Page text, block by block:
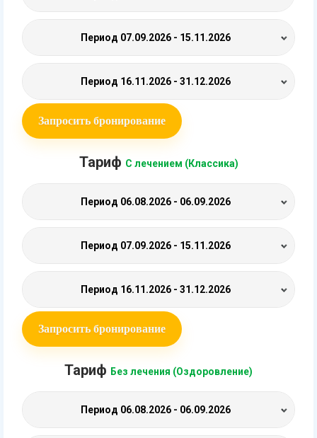
Период 07.09.2026 - 15.11.2026
Период 16.11.2026 - 31.12.2026
Запросить бронирование
Тариф С лечением (Классика)
Период 06.08.2026 - 06.09.2026
Период 07.09.2026 - 15.11.2026
Период 16.11.2026 - 31.12.2026
Запросить бронирование
Тариф Без лечения (Оздоровление)
Период 06.08.2026 - 06.09.2026